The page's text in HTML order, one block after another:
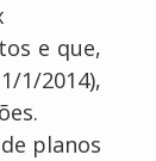
e que,
1/2014),
planos